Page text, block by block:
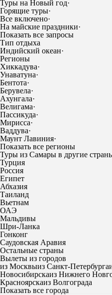
Туры на Новый год·
Горящие туры·
Все включено·
На майские праздники·
Показать все запросы
Тип отдыха
Индийский океан·
Регионы
Хиккадува·
Унаватуна·
Бентота·
Берувела·
Ахунгала·
Велигама·
Пассикуда·
Мирисса·
Ваддува·
Маунт Лавиния·
Показать все регионы
Туры из Самары в другие
Турция
Россия
Египет
Абхазия
Таиланд
Вьетнам
ОАЭ
Мальдивы
Шри-Ланка
Гонконг
Саудовская Аравия
Остальные страны
Вылеты из городов
из Москвыиз Санкт-Петербурга
Новосибирскаиз Нижнего
Красноярскаиз Волгограда
Показать все города